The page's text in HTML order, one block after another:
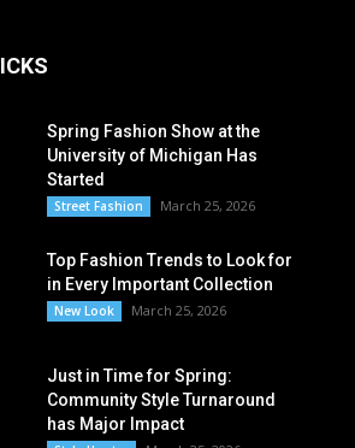
Spring Fashion Show at the
University of Michigan Has
Started
Street Fashion March 25, 2026
Top Fashion Trends to Look for
in Every Important Collection
New Look March 25, 2026
Just in Time for Spring:
Community Style Turnaround
has Major Impact